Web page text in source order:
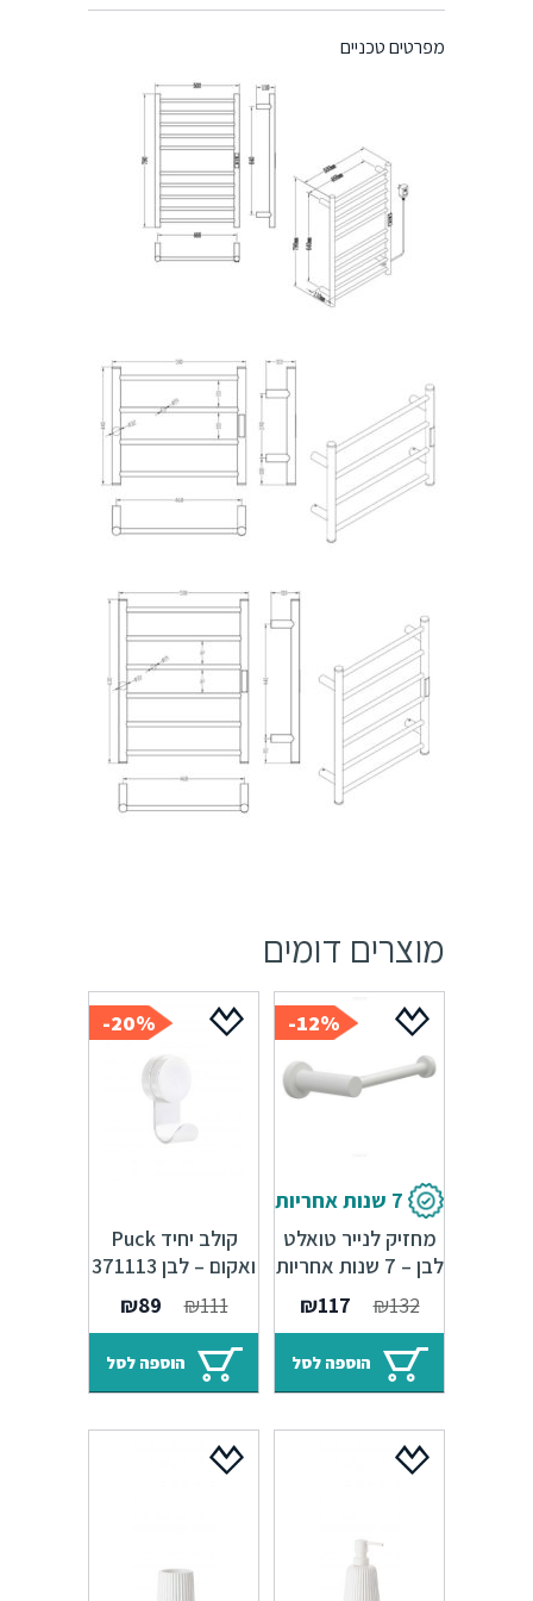
מפרטים טכניים
מוצרים דומים
12%-
7 שנות אחריות
מחזיק לנייר טואלט
לבן – 7 שנות אחריות
סדרת Amsterdam₪132
המחיר
המקורי
היה:
₪132.
₪117
הנוכחי
הוא:
₪117.
הוספה לסל
20%-
קולב יחיד Puck
ואקום – לבן 371113
₪111
המחיר
המקורי
היה:
₪111.
₪89
הנוכחי
הוא:
₪89.
הוספה לסל